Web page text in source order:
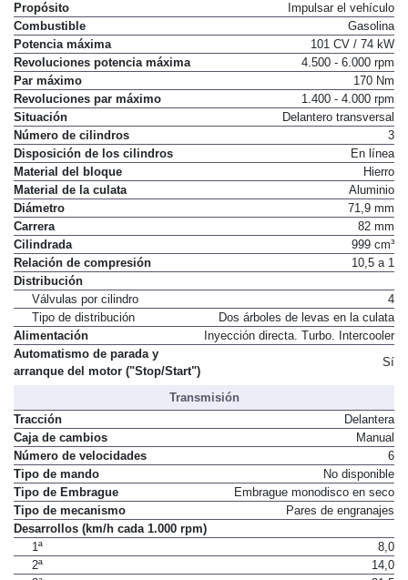
Propósito
Impulsar el vehículo
Combustible
Gasolina
Potencia máxima
101 CV / 74 kW
Revoluciones potencia máxima
4.500 - 6.000 rpm
Par máximo
170 Nm
Revoluciones par máximo
1.400 - 4.000 rpm
Situación
Delantero transversal
Número de cilindros
3
Disposición de los cilindros
En línea
Material del bloque
Hierro
Material de la culata
Aluminio
Diámetro
71,9 mm
Carrera
82 mm
Cilindrada
999 cm³
Relación de compresión
10,5 a 1
Distribución
Válvulas por cilindro
4
Tipo de distribución
Dos árboles de levas en la culata
Alimentación
Inyección directa. Turbo. Intercooler
Automatismo de parada y
arranque del motor ("Stop/Start")
Sí
Transmisión
Tracción
Delantera
Caja de cambios
Manual
Número de velocidades
6
Tipo de mando
No disponible
Tipo de Embrague
Embrague monodisco en seco
Tipo de mecanismo
Pares de engranajes
Desarrollos (km/h cada 1.000 rpm)
1ª
8,0
2ª
14,0